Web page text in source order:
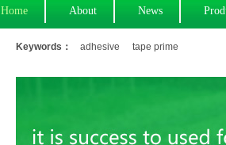
Home About News
Keywords： adhesive tape prime